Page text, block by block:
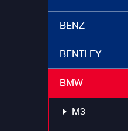
BENZ
BENTLEY
BMW
M3